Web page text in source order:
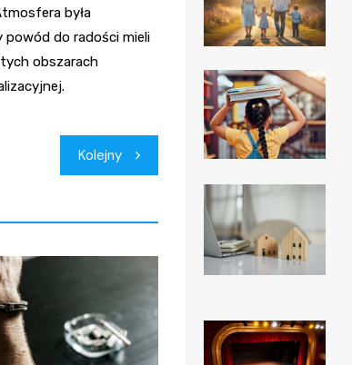
była
powód do radości mieli
obszarach
Kolejny